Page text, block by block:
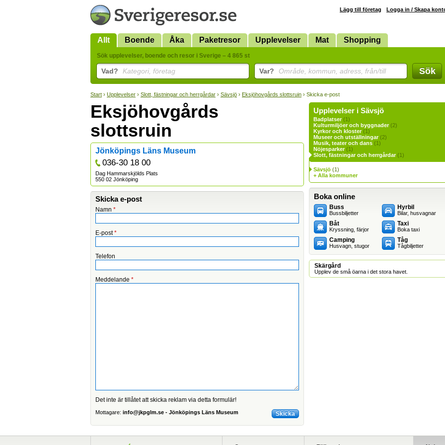
Lägg till företag Logga in / Skapa
Allt Boende Åka Paketresor Upplevelser Mat Shopping
Sök upplevelser, boende och resor i Sverige – 4 865 st
Vad? Kategori, företag Var? Område, kommun, adress, från/till Sök
Start › Upplevelser › Slott, fästningar och herrgårdar › Sävsjö › Eksjöhovgårds slottsruin › Skicka e-post
Eksjöhovgårds
slottsruin
Jönköpings Läns Museum
036-30 18 00
Dag Hammarskjölds Plats
550 02 Jönköping
Skicka e-post
Namn *
E-post*
Telefon
Meddelande *
Det inte är tillåtet att skicka reklam via detta formulär!
Mottagare: info@jkpglm.se - Jönköpings Läns Museum
Upplevelser i Sävsjö
Badplatser(1)
Kulturmiljöer och byggnader(2)
Kyrkor och kloster(1)
Museer och utställningar(2)
Musik, teater och dans (1)
Nöjesparker(1)
Slott, fästningar och herrgårdar(1)
Sävsjö (1)
+ Alla kommuner
Boka online
Buss
Bussbiljetter
Båt
Kryssning, färjor
Camping
Husvagn, stugor
Hyrbil
Bilar, husvagnar
Taxi
Boka taxi
Tåg
Tågbiljetter
Skärgård
Upplev de små öarna i det stora havet.